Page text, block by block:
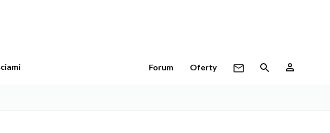
Forum Oferty